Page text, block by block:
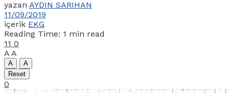
yazan AYDIN SARIHAN
11/09/2019
içerik EKG
Reading Time: 1 min read
11 0
A A
A
A
Reset
0